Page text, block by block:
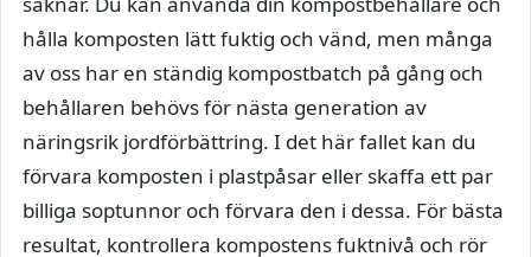
hålla komposten lätt fuktig och vänd, men många
av oss har en ständig kompostbatch på gång och
behållaren behövs för nästa generation av
näringsrik jordförbättring. I det här fallet kan du
förvara komposten i plastpåsar eller skaffa ett par
billiga soptunnor och förvara den i dessa. För bästa
resultat, kontrollera kompostens fuktnivå och rör